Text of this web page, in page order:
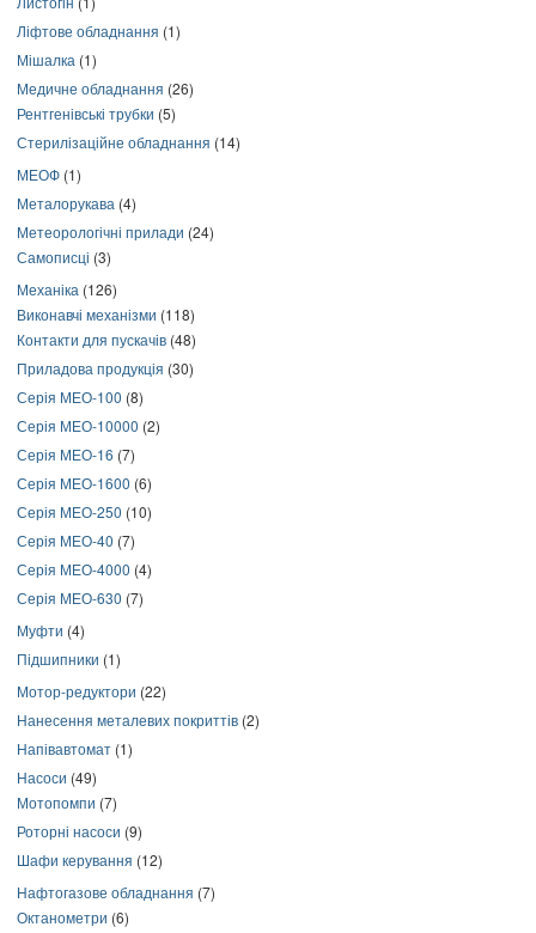
Ліфтове обладнання (1)
Мішалка (1)
Медичне обладнання (26)
Рентгенівські трубки (5)
Стерилізаційне обладнання (14)
МЕОФ (1)
Металорукава (4)
Метеорологічні прилади (24)
Самописці (3)
Механіка (126)
Виконавчі механізми (118)
Контакти для пускачів (48)
Приладова продукція (30)
Серія МЕО-100 (8)
Серія МЕО-10000 (2)
Серія МЕО-16 (7)
Серія МЕО-1600 (6)
Серія МЕО-250 (10)
Серія МЕО-40 (7)
Серія МЕО-4000 (4)
Серія МЕО-630 (7)
Муфти (4)
Підшипники (1)
Мотор-редуктори (22)
Нанесення металевих покриттів (2)
Напівавтомат (1)
Насоси (49)
Мотопомпи (7)
Роторні насоси (9)
Шафи керування (12)
Нафтогазове обладнання (7)
Октанометри (6)